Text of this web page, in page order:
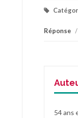
Réponse /
54 ans